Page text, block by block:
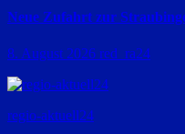
Neue Zufahrt zur
8. August 2026 red_ra24
regio-aktuell24